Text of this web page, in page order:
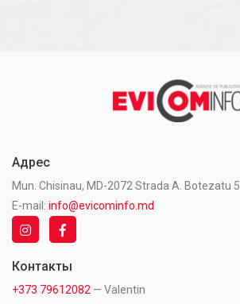
Адрес
Mun. Chisinau, MD-2072 Strada A. Botezatu 5
E-mail: info@evicominfo.md
Контакты
+373 79612082 — Valentin